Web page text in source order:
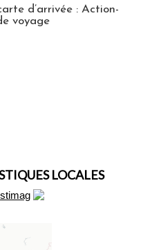
d’arrivée : Action-
voyage
LOCALES